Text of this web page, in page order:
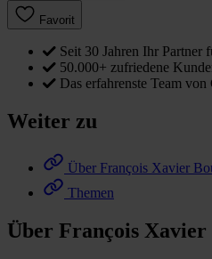
Favorit
Seit 30 Jahren Ihr Partner
50.000+ zufriedene
Das erfahrenste Team von
Weiter zu
Über François Xavier
Themen
Über François Xavier